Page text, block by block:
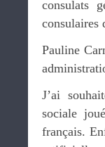
consulats
consulaires
Pauline
J’ai
sociale
français.